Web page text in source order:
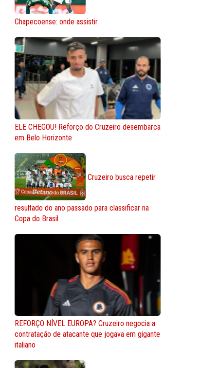
Chapecoense: onde assistir
ELE CHEGOU! Reforço do Cruzeiro desembarca
em Belo Horizonte
Cruzeiro busca repetir
resultado do ano passado para classificar na
Copa do Brasil
REFORÇO NÍVEL EUROPA? Cruzeiro negocia a
contratação de atacante que jogava em gigante
italiano